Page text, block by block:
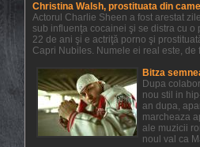
Christina Walsh, prostituata din
Actorul Charlie Sheen a fost arestat
sub influenţa cocainei şi se distra cu
22 de ani şi e actriţă porno şi
Capri Nubiles. Numele ei real este, de
Bitza
Dupa
nou stil in
an dupa,
marcheaza
ale muzicii
noul val ca